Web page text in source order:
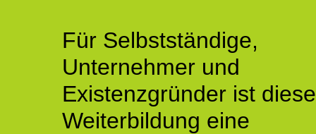
Für Selbstständige,
Unternehmer und
Existenzgründer ist diese
Weiterbildung eine